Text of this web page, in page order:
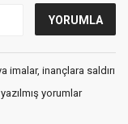
imalar, inançlara saldırı
yorumlar